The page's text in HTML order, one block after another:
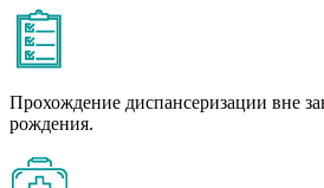
Прохождение диспансеризации вне
рождения.